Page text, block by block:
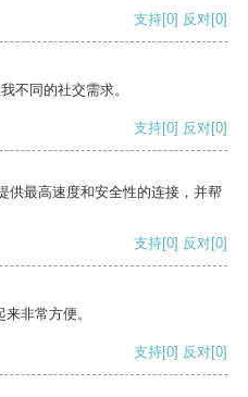
支持[0] 反对[0]
不同的社交需求。
支持[0] 反对[0]
供最高速度和安全性的连接，并帮
支持[0] 反对[0]
非常方便。
支持[0] 反对[0]